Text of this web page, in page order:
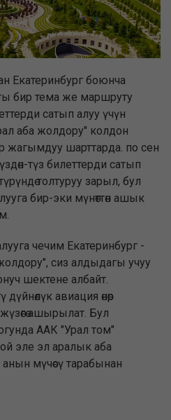
Екатеринбург боюнча
бир тема же маршруту
сатып алуу үчүн
аба жолдору" колдон
жагымдуу шарттарда. по сен
түз билеттерди сатып
толтуруу зарыл, бул
бир-эки мүнөттөн ашык
чечим Екатеринбург -
сиз алдыдагы учуу
шектене албайт.
авиация өнөр
ашырылат. Бул
ААК "Урал том"
эле эл аралык аба
мүчөсү тарабынан